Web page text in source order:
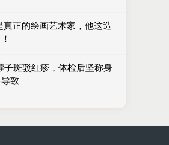
正的绘画艺术家，他这造
子斑驳红疹，体检后坚称身
致